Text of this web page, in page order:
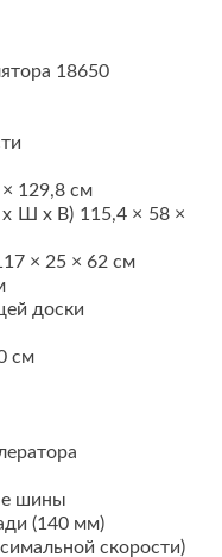
18650
129,8 см
Ш x В) 115,4 × 58 ×
× 25 × 62 см
доски
см
шины
(140 мм)
скорости)